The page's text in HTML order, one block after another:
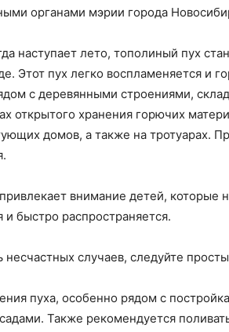
органами мэрии города
наступает лето, тополиный пух
Этот пух легко воспламеняется и
с деревянными строениями,
открытого хранения горючих
домов, а также на тротуарах.
внимание детей, которые
и быстро распространяется.
несчастных случаев, следуйте
пуха, особенно рядом с
Также рекомендуется